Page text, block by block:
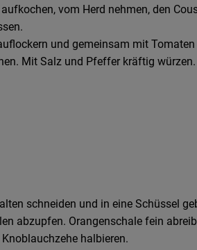
vom Herd nehmen, den
und gemeinsam mit
Mit Salz und Pfeffer kräftig
schneiden und in eine Schüssel
abzupfen. Orangenschale fein
halbieren.